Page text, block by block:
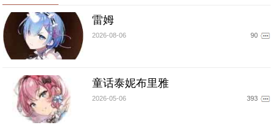
雷姆
2026-08-06 90
童话泰妮布里雅
2026-05-06 393